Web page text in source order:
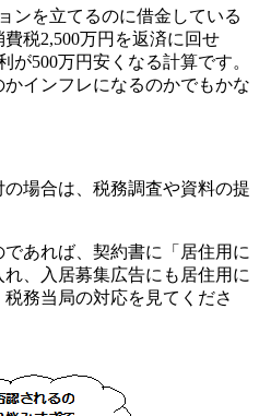
ンを立てるのに借金している
税2,500万円を返済に回せ
が500万円安くなる計算です。
インフレになるのかでもかな
場合は、税務調査や資料の提
あれば、契約書に「居住用に
、入居募集広告にも居住用に
務当局の対応を見てくださ